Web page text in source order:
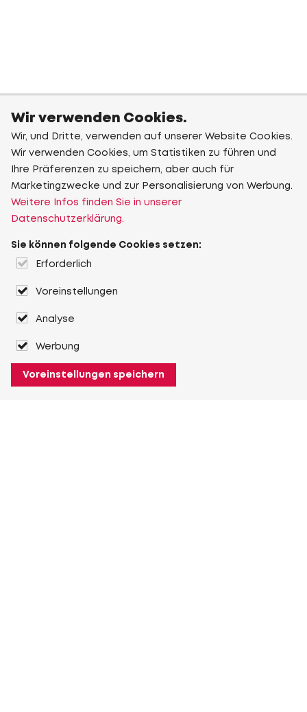
Wir verwenden Cookies.
Wir, und Dritte, verwenden auf unserer Website Cookies.
Wir verwenden Cookies, um Statistiken zu führen und
Ihre Präferenzen zu speichern, aber auch für
Marketingzwecke und zur Personalisierung von Werbung.
Weitere Infos finden Sie in unserer
Datenschutzerklärung.
Sie können folgende Cookies setzen:
Erforderlich
Voreinstellungen
Analyse
Werbung
Voreinstellungen speichern